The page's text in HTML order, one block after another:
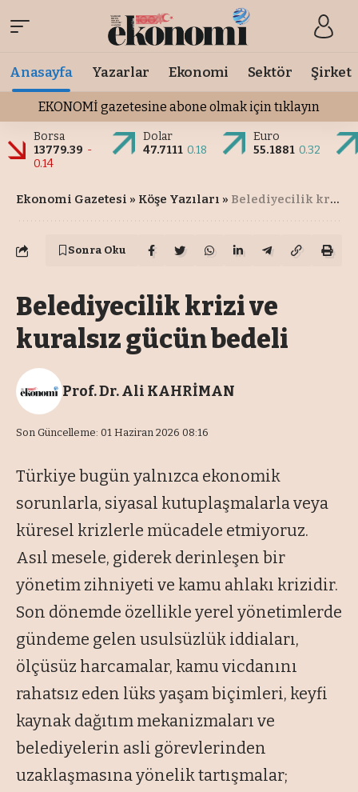
Anasayfa Yazarlar Ekonomi Sektör Şirket
EKONOMİ gazetesine abone olmak için tıklayın
Borsa
13779.39 -
0.14
Dolar
47.7111 0.18
Euro
55.1881 0.32
Ekonomi Gazetesi » Köşe Yazıları » Belediyecilik krizi ve kuralsız gücün bedeli
Sonra Oku
Belediyecilik krizi ve
kuralsız gücün bedeli
Son Güncelleme: 01 Haziran 2026 08:16
Prof. Dr. Ali KAHRİMAN
Türkiye bugün yalnızca ekonomik
sorunlarla, siyasal kutuplaşmalarla veya
küresel krizlerle mücadele etmiyoruz.
Asıl mesele, giderek derinleşen bir
yönetim zihniyeti ve kamu ahlakı krizidir.
Son dönemde özellikle yerel yönetimlerde
gündeme gelen usulsüzlük iddiaları,
ölçüsüz harcamalar, kamu vicdanını
rahatsız eden lüks yaşam biçimleri, keyfi
kaynak dağıtım mekanizmaları ve
belediyelerin asli görevlerinden
uzaklaşmasına yönelik tartışmalar;